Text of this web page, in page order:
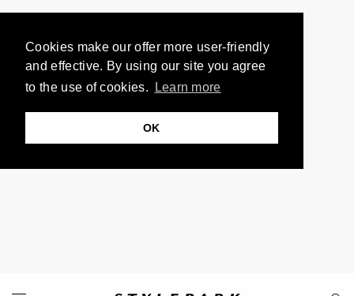
Cookies make our offer more user-friendly
and effective. By using our site you agree
to the use of cookies.
Learn more
OK